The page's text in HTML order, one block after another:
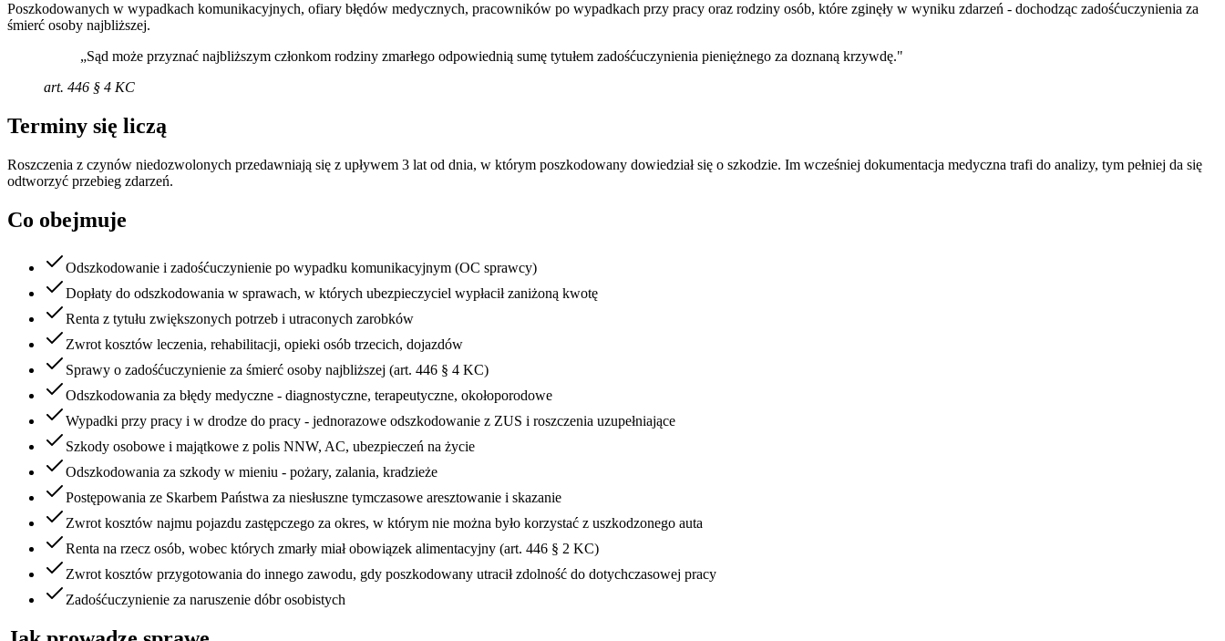
Poszkodowanych w wypadkach komunikacyjnych, ofiary błędów medycznych, pracowników po wypadkach przy pracy oraz rodziny osób, które zginęły w wyniku zdarzeń - dochodząc zadośćuczynienia za
śmierć osoby najbliższej.
„Sąd może przyznać najbliższym członkom rodziny zmarłego odpowiednią sumę tytułem zadośćuczynienia pieniężnego za doznaną krzywdę."
art. 446 § 4 KC
Terminy się liczą
Roszczenia z czynów niedozwolonych przedawniają się z upływem 3 lat od dnia, w którym poszkodowany dowiedział się o szkodzie. Im wcześniej dokumentacja medyczna trafi do analizy, tym pełniej da się
odtworzyć przebieg zdarzeń.
Co obejmuje
Odszkodowanie i zadośćuczynienie po wypadku komunikacyjnym (OC sprawcy)
Dopłaty do odszkodowania w sprawach, w których ubezpieczyciel wypłacił zaniżoną kwotę
Renta z tytułu zwiększonych potrzeb i utraconych zarobków
Zwrot kosztów leczenia, rehabilitacji, opieki osób trzecich, dojazdów
Sprawy o zadośćuczynienie za śmierć osoby najbliższej (art. 446 § 4 KC)
Odszkodowania za błędy medyczne - diagnostyczne, terapeutyczne, okołoporodowe
Wypadki przy pracy i w drodze do pracy - jednorazowe odszkodowanie z ZUS i roszczenia uzupełniające
Szkody osobowe i majątkowe z polis NNW, AC, ubezpieczeń na życie
Odszkodowania za szkody w mieniu - pożary, zalania, kradzieże
Postępowania ze Skarbem Państwa za niesłuszne tymczasowe aresztowanie i skazanie
Zwrot kosztów najmu pojazdu zastępczego za okres, w którym nie można było korzystać z uszkodzonego auta
Renta na rzecz osób, wobec których zmarły miał obowiązek alimentacyjny (art. 446 § 2 KC)
Zwrot kosztów przygotowania do innego zawodu, gdy poszkodowany utracił zdolność do dotychczasowej pracy
Zadośćuczynienie za naruszenie dóbr osobistych